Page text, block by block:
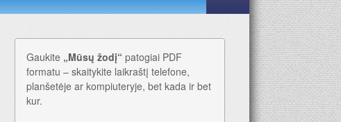
Gaukite „Mūsų žodį“ patogiai PDF
formatu – skaitykite laikraštį telefone,
planšetėje ar kompiuteryje, bet kada ir bet
kur.